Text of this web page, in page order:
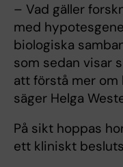
– Vad gäller
med
biologiska
som sedan visar
att förstå mer om
säger Helga
På sikt hoppas
ett kliniskt